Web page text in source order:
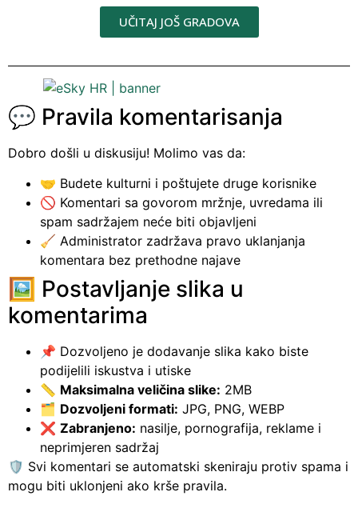
UČITAJ JOŠ GRADOVA
💬 Pravila komentarisanja
Dobro došli u diskusiju! Molimo vas da:
🤝 Budete kulturni i poštujete druge korisnike
🚫 Komentari sa govorom mržnje, uvredama ili
spam sadržajem neće biti objavljeni
🧹 Administrator zadržava pravo uklanjanja
komentara bez prethodne najave
🖼️ Postavljanje slika u
komentarima
📌 Dozvoljeno je dodavanje slika kako biste
podijelili iskustva i utiske
📏 Maksimalna veličina slike: 2MB
🗂️ Dozvoljeni formati: JPG, PNG, WEBP
❌ Zabranjeno: nasilje, pornografija, reklame i
neprimjeren sadržaj
🛡️ Svi komentari se automatski skeniraju protiv spama i
mogu biti uklonjeni ako krše pravila.